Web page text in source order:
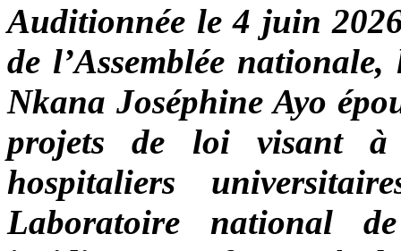
Auditionnée le 4 juin
de l’Assemblée
Nkana Joséphine Ayo
projets de loi visant à
hospitaliers
Laboratoire national